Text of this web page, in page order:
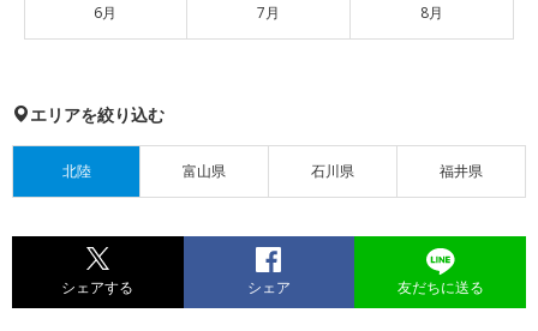
6月 7月 8月
エリアを絞り込む
北陸 富山県 石川県 福井県
シェアする シェア 友だちに送る